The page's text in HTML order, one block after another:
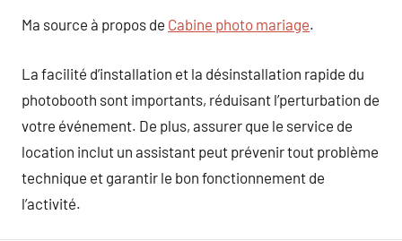
Ma source à propos de Cabine photo mariage.
La facilité d’installation et la désinstallation rapide du
photobooth sont importants, réduisant l’perturbation de
votre événement. De plus, assurer que le service de
location inclut un assistant peut prévenir tout problème
technique et garantir le bon fonctionnement de
l’activité.